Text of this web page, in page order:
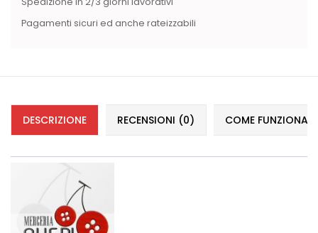
Vintage (165)
Pagamenti sicuri ed anche rateizzabili
DESCRIZIONE RECENSIONI (0) COME